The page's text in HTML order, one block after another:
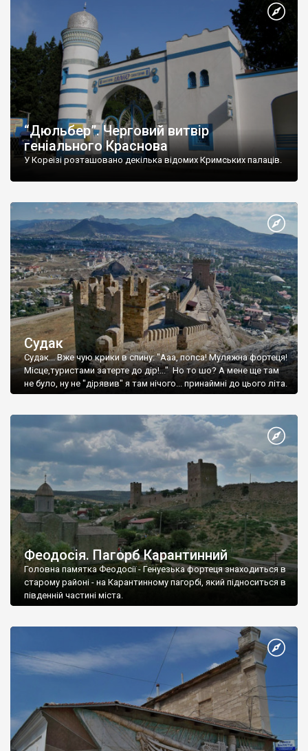
“Дюльбер”. Черговий витвір
геніального Краснова
У Кореїзі розташовано декілька відомих Кримських палаців.
Судак
Судак... Вже чую крики в спину: "Ааа, попса! Муляжна фортеця!
Місце,туристами затерте до дір!..." Но то шо? А мене ще там
не було, ну не "дірявив" я там нічого... принаймні до цього літа.
Феодосія. Пагорб Карантинний
Головна памятка Феодосії - Генуезька фортеця знаходиться в
старому районі - на Карантинному пагорбі, який підноситься в
південній частині міста.